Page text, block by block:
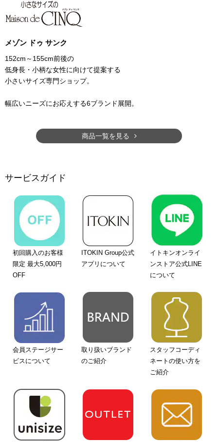
メゾン ドゥ サンク
152cm～155cm前後の
低身長・小柄な女性に向けて提案する
小さいサイズ専門ショップ。
幅広いニーズにお応えする6ブランド展開。
商品一覧を見る
サービスガイド
初回購入のお客様
限定 最大5,000円
OFF
ITOKIN Group公式
アプリについて
イトキンオンライ
ンストア公式LINE
について
会員ステージサー
ビスについて
取り扱いブランド
のご紹介
スタッフコーディ
ネートの使い方を
ご紹介